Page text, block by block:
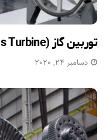
توربین گاز (Gas Turbine) چیست؟
دسامبر 24, 2020